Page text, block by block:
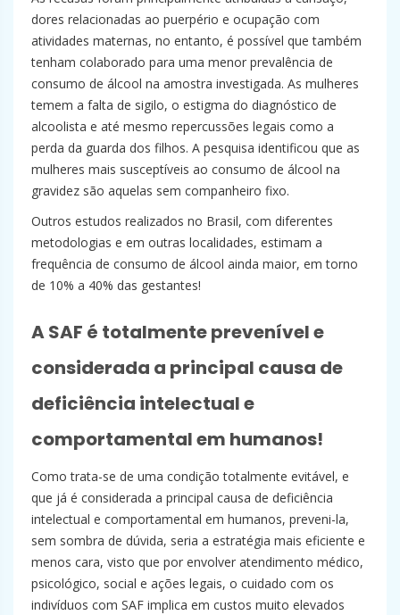
dores relacionadas ao puerpério e ocupação com
atividades maternas, no entanto, é possível que também
tenham colaborado para uma menor prevalência de
consumo de álcool na amostra investigada. As mulheres
temem a falta de sigilo, o estigma do diagnóstico de
alcoolista e até mesmo repercussões legais como a
perda da guarda dos filhos. A pesquisa identificou que as
mulheres mais susceptíveis ao consumo de álcool na
gravidez são aquelas sem companheiro fixo.
Outros estudos realizados no Brasil, com diferentes
metodologias e em outras localidades, estimam a
frequência de consumo de álcool ainda maior, em torno
de 10% a 40% das gestantes!
A SAF é totalmente prevenível e
considerada a principal causa de
deficiência intelectual e
comportamental em humanos!
Como trata-se de uma condição totalmente evitável, e
que já é considerada a principal causa de deficiência
intelectual e comportamental em humanos, preveni-la,
sem sombra de dúvida, seria a estratégia mais eficiente e
menos cara, visto que por envolver atendimento médico,
psicológico, social e ações legais, o cuidado com os
indivíduos com SAF implica em custos muito elevados